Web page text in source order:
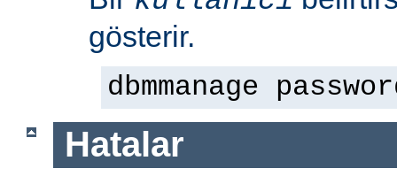
gösterir.
dbmmanage
Hatalar